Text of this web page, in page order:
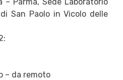
San Paolo in Vicolo delle
– da remoto